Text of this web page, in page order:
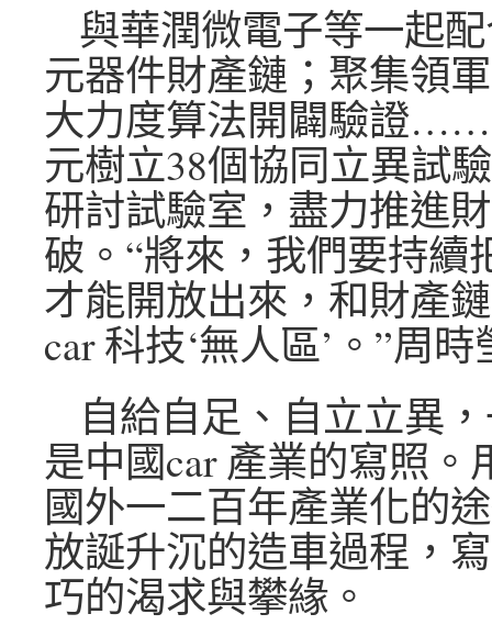
與華潤微電子等一起
元器件財產鏈；聚集領
大力度算法開闢驗證
元樹立38個協同立異試
研討試驗室，盡力推進
破。“將來，我們要持續
才能開放出來，和財產
car 科技‘無人區’。”周
自給自足、自立立異
是中國car 產業的寫照。
國外一二百年產業化的
放誕升沉的造車過程，
巧的渴求與攀緣。